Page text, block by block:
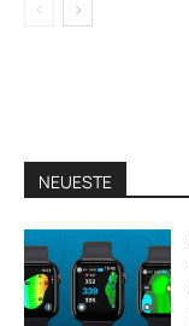
NEUESTE